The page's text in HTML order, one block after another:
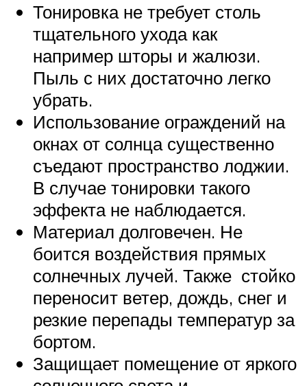
Тонировка не требует столь
тщательного ухода как
например шторы и жалюзи.
Пыль с них достаточно легко
убрать.
Использование ограждений на
окнах от солнца существенно
съедают пространство лоджии.
В случае тонировки такого
эффекта не наблюдается.
Материал долговечен. Не
боится воздействия прямых
солнечных лучей. Также стойко
переносит ветер, дождь, снег и
резкие перепады температур за
бортом.
Защищает помещение от яркого